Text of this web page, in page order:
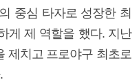
중심 타자로 성장한 최
게 제 역할을 했다. 지난
제치고 프로야구 최초로